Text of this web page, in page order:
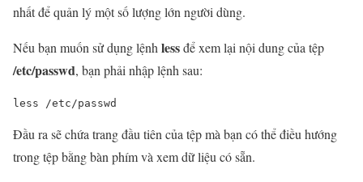
nhất để quản lý một số lượng lớn người dùng.
Nếu bạn muốn sử dụng lệnh lessđể xem lại nội dung của tệp
/etc/passwd, bạn phải nhập lệnh sau:
less /etc/passwd
Đầu ra sẽ chứa trang đầu tiên của tệp mà bạn có thể điều hướng
trong tệp bằng bàn phím và xem dữ liệu có sẵn.